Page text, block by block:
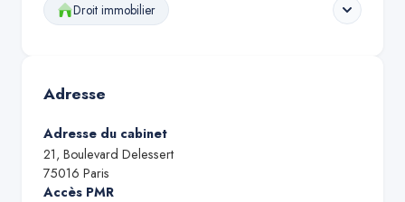
Droit immobilier
Adresse
Adresse du cabinet
21, Boulevard Delessert
75016 Paris
Accès PMR